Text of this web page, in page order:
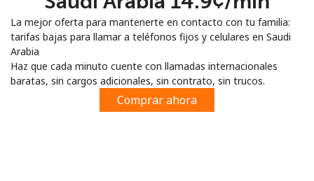
Regístrate con
o
La mejor oferta para mantenerte en contacto con tu familia:
tarifas bajas para llamar a teléfonos fijos y celulares en Saudi
Arabia
Haz que cada minuto cuente con llamadas internacionales
baratas, sin cargos adicionales, sin contrato, sin trucos.
Comprar ahora